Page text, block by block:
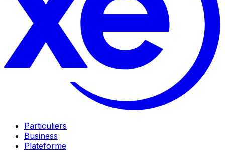
Particuliers
Business
Plateforme